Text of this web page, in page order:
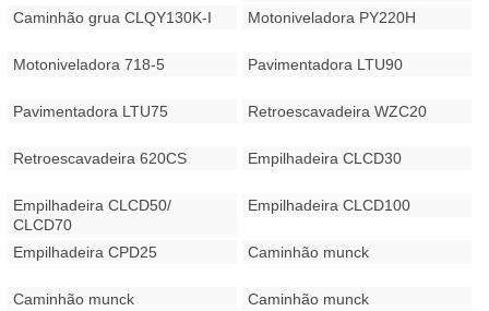
Caminhão grua CLQY130K-I
Motoniveladora PY220H
Motoniveladora 718-5 Pavimentadora LTU90
Pavimentadora LTU75 Retroescavadeira WZC20
Retroescavadeira 620CS Empilhadeira CLCD30
Empilhadeira CLCD50/
CLCD70
Empilhadeira CLCD100
Empilhadeira CPD25 Caminhão munck
Caminhão munck Caminhão munck